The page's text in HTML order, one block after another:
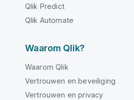
Qlik Predict
Qlik Automate
Waarom Qlik?
Waarom Qlik
Vertrouwen en beveiliging
Vertrouwen en privacy